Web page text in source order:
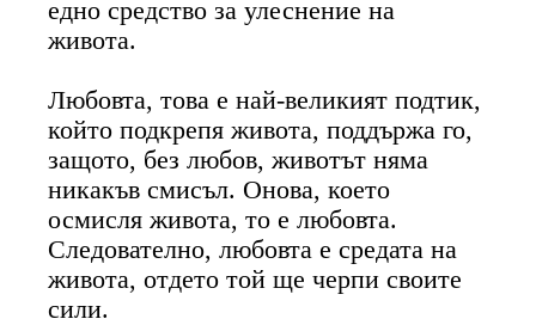
едно средство за улеснение на
живота.
Любовта, това е най-великият подтик,
който подкрепя живота, поддържа го,
защото, без любов, животът няма
никакъв смисъл. Онова, което
осмисля живота, то е любовта.
Следователно, любовта е средата на
живота, отдето той ще черпи своите
сили.